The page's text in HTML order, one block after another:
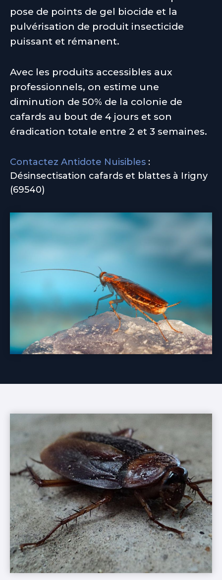
pose de points de gel biocide et la
pulvérisation de produit insecticide
puissant et rémanent.
Avec les produits accessibles aux
professionnels, on estime une
diminution de 50% de la colonie de
cafards au bout de 4 jours et son
éradication totale entre 2 et 3 semaines.
Contactez Antidote Nuisibles :
Désinsectisation cafards et blattes à Irigny
(69540)